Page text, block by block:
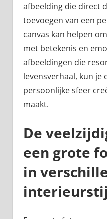
afbeelding die direct
toevoegen van een
canvas kan helpen
met betekenis en
afbeeldingen die
levensverhaal, kun je
persoonlijke sfeer
maakt.
De
een grote
in